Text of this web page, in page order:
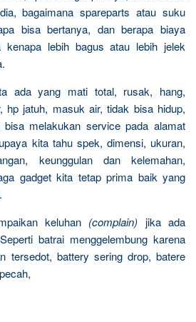
bagaimana spareparts atau suku
bisa bertanya, dan berapa biaya
lebih bagus atau lebih jelek
ada yang mati total, rusak, hang,
hp jatuh, masuk air, tidak bisa hidup,
melakukan service pada alamat
kita tahu spek, dimensi, ukuran,
keunggulan dan kelemahan,
gadget kita tetap prima baik yang
keluhan (complain) jika ada
batrai menggelembung karena
tersedot, battery sering drop, batere